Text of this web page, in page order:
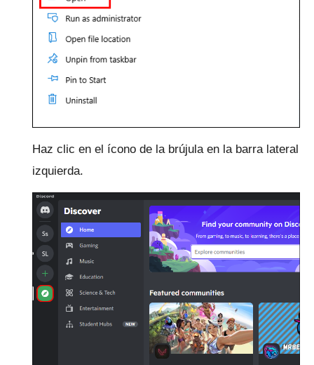
Haz clic en el ícono de la brújula en la barra lateral
izquierda.